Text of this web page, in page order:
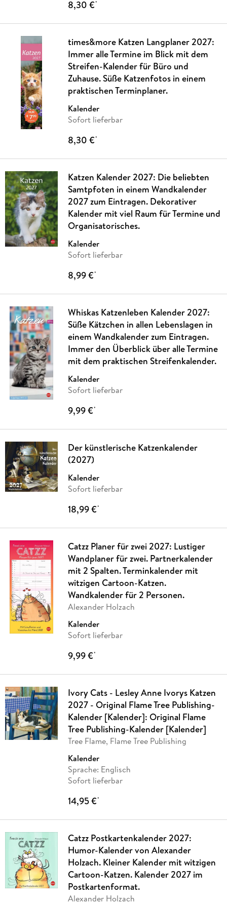
8,30 €*
times&more Katzen Langplaner 2027:
Immer alle Termine im Blick mit dem
Streifen-Kalender für Büro und
Zuhause. Süße Katzenfotos in einem
praktischen Terminplaner.
Kalender
Sofort lieferbar
8,30 €*
Katzen Kalender 2027: Die beliebten
Samtpfoten in einem Wandkalender
2027 zum Eintragen. Dekorativer
Kalender mit viel Raum für Termine und
Organisatorisches.
Kalender
Sofort lieferbar
8,99 €*
Whiskas Katzenleben Kalender 2027:
Süße Kätzchen in allen Lebenslagen in
einem Wandkalender zum Eintragen.
Immer den Überblick über alle Termine
mit dem praktischen Streifenkalender.
Kalender
Sofort lieferbar
9,99 €*
Der künstlerische Katzenkalender
(2027)
Kalender
Sofort lieferbar
18,99 €*
Catzz Planer für zwei 2027: Lustiger
Wandplaner für zwei. Partnerkalender
mit 2 Spalten. Terminkalender mit
witzigen Cartoon-Katzen.
Wandkalender für 2 Personen.
Alexander Holzach
Kalender
Sofort lieferbar
9,99 €*
Ivory Cats - Lesley Anne Ivorys Katzen
2027 - Original Flame Tree Publishing-
Kalender [Kalender]: Original Flame
Tree Publishing-Kalender [Kalender]
Tree Flame, Flame Tree Publishing
Kalender
Sprache: Englisch
Sofort lieferbar
14,95 €*
Catzz Postkartenkalender 2027:
Humor-Kalender von Alexander
Holzach. Kleiner Kalender mit witzigen
Cartoon-Katzen. Kalender 2027 im
Postkartenformat.
Alexander Holzach